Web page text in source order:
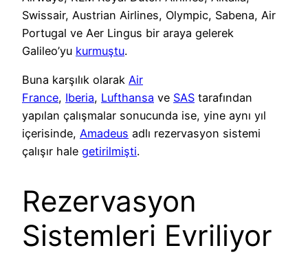
Swissair, Austrian Airlines, Olympic, Sabena, Air
Portugal ve Aer Lingus bir araya gelerek
Galileo’yu kurmuştu.
Buna karşılık olarak Air
France, Iberia, Lufthansa ve SAS tarafından
yapılan çalışmalar sonucunda ise, yine aynı yıl
içerisinde, Amadeus adlı rezervasyon sistemi
çalışır hale getirilmişti.
Rezervasyon
Sistemleri Evriliyor